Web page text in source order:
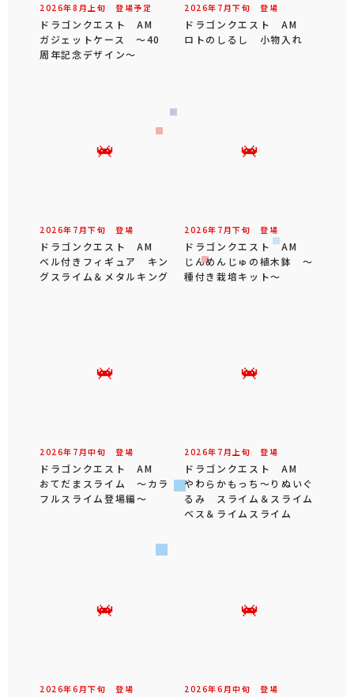
2026年8 月 上旬 登場予定
ドラゴンクエスト AM
ガジェットケース ～40
周年記念デザイン～
2026年 7 月下旬 登場
ドラゴンクエスト AM
ロトのしるし 小物入れ
2026年 7 月下旬 登場
ドラゴンクエスト AM
ベル付きフィギュア キン
グスライム＆メタルキング
2026年 7 月下旬 登場
ドラゴンクエスト AM
じんめんじゅの植木鉢 ～
種付き栽培キット～
2026年 7 月中旬 登場
ドラゴンクエスト AM
おてだまスライム ～カラ
フルスライム登場編～
2026年 7 月 上旬 登場
ドラゴンクエスト AM
やわらかもっち～りぬいぐ
るみ スライム＆スライム
ベス＆ライムスライム
2026年6 月下旬 登場 2026年6 月中旬 登場